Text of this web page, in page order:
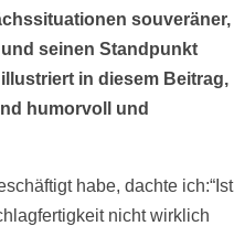
souveräner,
seinen Standpunkt
in diesem Beitrag,
humorvoll und
habe, dachte ich:“Ist
nicht wirklich